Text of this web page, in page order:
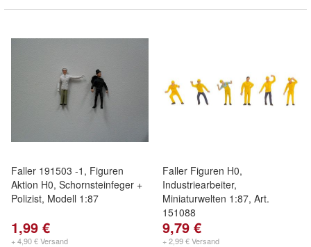
Faller 191503 -1, Figuren
Aktion H0, Schornsteinfeger +
Polizist, Modell 1:87
1,99 €
+ 4,90 € Versand
Faller Figuren H0,
Industriearbeiter,
Miniaturwelten 1:87, Art.
151088
9,79 €
+ 2,99 € Versand